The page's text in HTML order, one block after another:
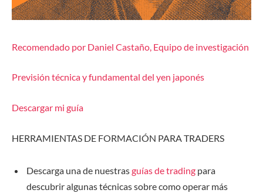
Recomendado por Daniel Castaño, Equipo de investigación
Previsión técnica y fundamental del yen japonés
Descargar mi guía
HERRAMIENTAS DE FORMACIÓN PARA TRADERS
Descarga una de nuestrasguías de trading para
descubrir algunas técnicas sobre como operar más